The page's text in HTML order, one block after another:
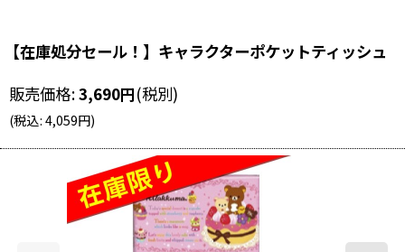
【在庫処分セール！】キャラクターポケットティッシュ
販売価格:3,690円(税別)
(税込: 4,059円)